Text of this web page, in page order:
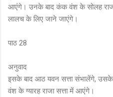
आएंगे। उनके बाद कंक वंश के सोलह
लालच के लिए जाने जाएंगे।
पाठ 28
अनुवाद
इसके बाद आठ यवन सत्ता संभालेंगे,
वंश के ग्यारह राजा सत्ता में आएंगे।